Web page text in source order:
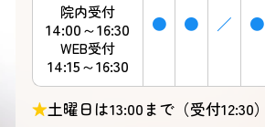
★土曜日は13:00まで（受付12:30）
院内受付
14:00～16:30
WEB受付
14:15～16:30
● ● ／ ●